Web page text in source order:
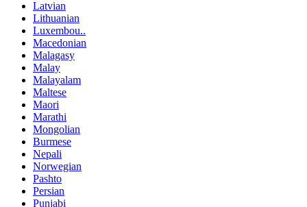
Latvian
Lithuanian
Luxembou..
Macedonian
Malagasy
Malay
Malayalam
Maltese
Maori
Marathi
Mongolian
Burmese
Nepali
Norwegian
Pashto
Persian
Punjabi